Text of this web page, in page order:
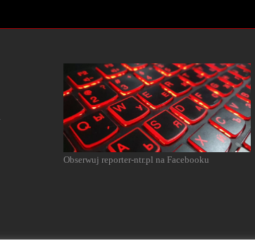
Obserwuj reporter-ntr.pl na Facebooku